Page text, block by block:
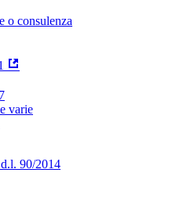
o consulenza
varie
90/2014